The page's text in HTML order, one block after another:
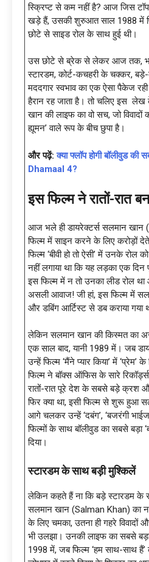
स्क्रिप्ट से कम नहीं है? आज जिस
खड़े हैं, उसकी शुरुआत साल 1988 में
छोटे से साइड रोल के साथ हुई थी।
उस छोटे से ब्रेक से लेकर आज तक,
स्टारडम, कोर्ट-कचहरी के चक्कर,
मददगार स्वभाव का एक ऐसा पैकेज
हैरान रह जाता है। तो चलिए इस
खान की लाइफ का वो सच, जो
ह्यूमन’ वाले रूप के बीच छुपा है।
और पढ़ें:क्या फ्लॉप होगी बॉलीवुड की
Dhamaal 4?
इस फिल्म ने रातों-रात
आज भले ही डायरेक्टर्स सलमान खान
फिल्म में साइन करने के लिए करोड़ों
फिल्म ‘बीवी हो तो ऐसी’ में उनके
नहीं लगाया था कि यह लड़का एक दिन
इस फिल्म में न तो उनका लीड रोल
असली आवाज! जी हां, इस फिल्म में
और डबिंग आर्टिस्ट से डब कराया गया
लेकिन सलमान खान की किस्मत का
एक साल बाद, यानी 1989 में। जब
उन्हें फिल्म ‘मैंने प्यार किया’ में ‘प्रेम’
फिल्म ने बॉक्स ऑफिस के सारे
रातों-रात पूरे देश के सबसे बड़े क्रश
फिर क्या था, इसी फिल्म से शुरू हुआ
आगे चलकर उन्हें ‘दबंग’, ‘बजरंगी
फिल्मों के साथ बॉलीवुड का सबसे बड़ा
दिया।
स्टारडम के साथ बड़ी मुश्किलें
लेकिन कहते हैं ना कि बड़े स्टारडम के
सलमान खान (Salman Khan) का
के लिए चमका, उतना ही गहरे विवादों
भी उलझा। उनकी लाइफ का सबसे बड़ा
1998 में, जब फिल्म ‘हम साथ-साथ